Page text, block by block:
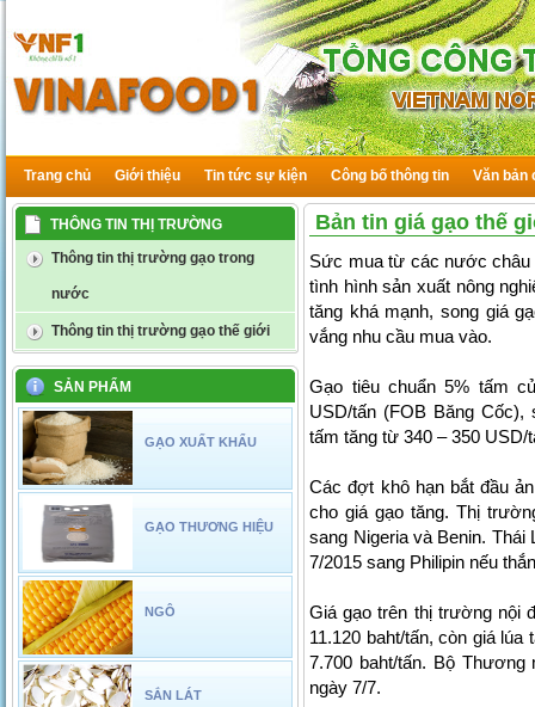
Trang chủ Giới thiệu Tin tức sự kiện Công bố thông tin Văn bản
THÔNG TIN THỊ TRƯỜNG
Thông tin thị trường gạo trong
nước
Thông tin thị trường gạo thế giới
SẢN PHẨM
GẠO XUẤT KHẨU
GẠO THƯƠNG HIỆU
NGÔ
SẮN LÁT
Bản tin giá gạo thế
Sức mua từ các nước châu
tình hình sản xuất nông
tăng khá mạnh, song giá
vắng nhu cầu mua vào.
Gạo tiêu chuẩn 5% tấm
USD/tấn (FOB Băng
tấm tăng từ 340 – 350 USD/
Các đợt khô hạn bắt đầu
cho giá gạo tăng. Thị
sang Nigeria và Benin. Thái
7/2015 sang Philipin nếu
Giá gạo trên thị trường nội
11.120 baht/tấn, còn giá
7.700 baht/tấn. Bộ Thương
ngày 7/7.